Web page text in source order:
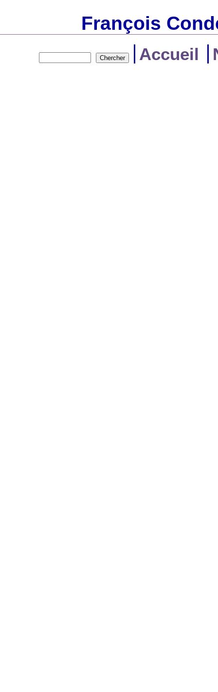
François
Accueil